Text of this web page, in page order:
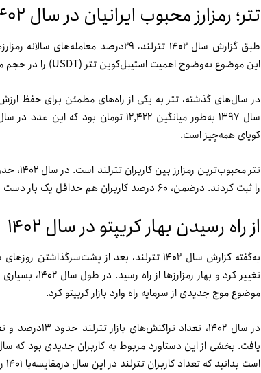
تتر؛ رمزارز محبوب ایرانیان در سال ۱۴۰۲
طبق گزارش سال ۱۴۰۲ تترلند، ۲۹درصد
این موضوع به‌وضوح اهمیت استیبل‌کوین تتر (USDT) را در حجم معامله‌های ۵۱۱همتی کریپتو در ایران نشان می‌دهد.
در سال‌های گذشته، تتر به یکی از راه‌های مطمئن برای حفظ
گویای همه‌چیز است.
را ثبت کردند. درضمن، ۶۰ درصد کاربران هم حداقل یک بار دست به فروش USDT زدند.
از راه رسیدن بهار کریپتو در سال ۱۴۰۲
موضوع موج جدیدی از سرمایه راه وارد بازار کریپتو کرد.
است بدانید که تعداد کاربران تترلند در این سال درمقایسه‌با ۱۴۰۱ رشد ۶۸درصدی را نشان می‌دهد.